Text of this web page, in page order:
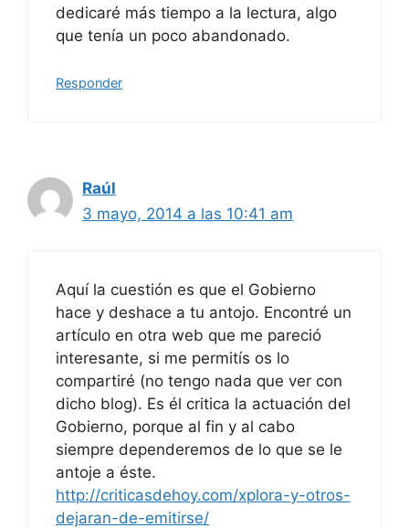
dedicaré más tiempo a la lectura, algo
que tenía un poco abandonado.
Responder
Raúl
3 mayo, 2014 a las 10:41 am
Aquí la cuestión es que el Gobierno
hace y deshace a tu antojo. Encontré un
artículo en otra web que me pareció
interesante, si me permitís os lo
compartiré (no tengo nada que ver con
dicho blog). Es él critica la actuación del
Gobierno, porque al fin y al cabo
siempre dependeremos de lo que se le
antoje a éste.
http://criticasdehoy.com/xplora-y-otros-
dejaran-de-emitirse/